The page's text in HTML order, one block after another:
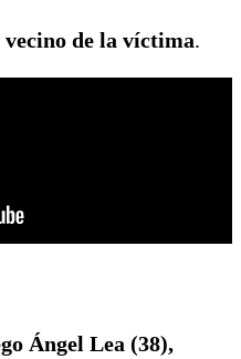
vecino de la víctima.
Ángel Lea (38),